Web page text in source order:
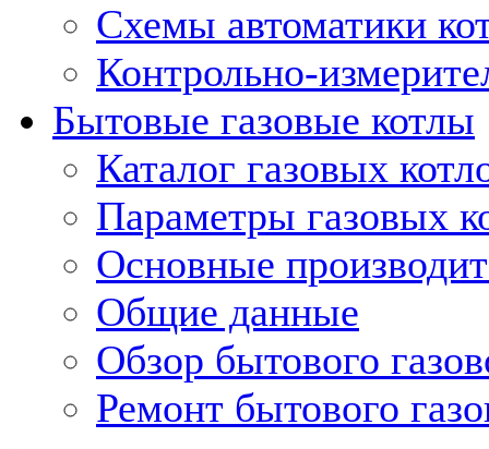
Схемы автоматики
Контрольно-
Бытовые газовые котлы
Каталог газовых
Параметры газовых
Основные
Общие данные
Обзор бытового
Ремонт бытового